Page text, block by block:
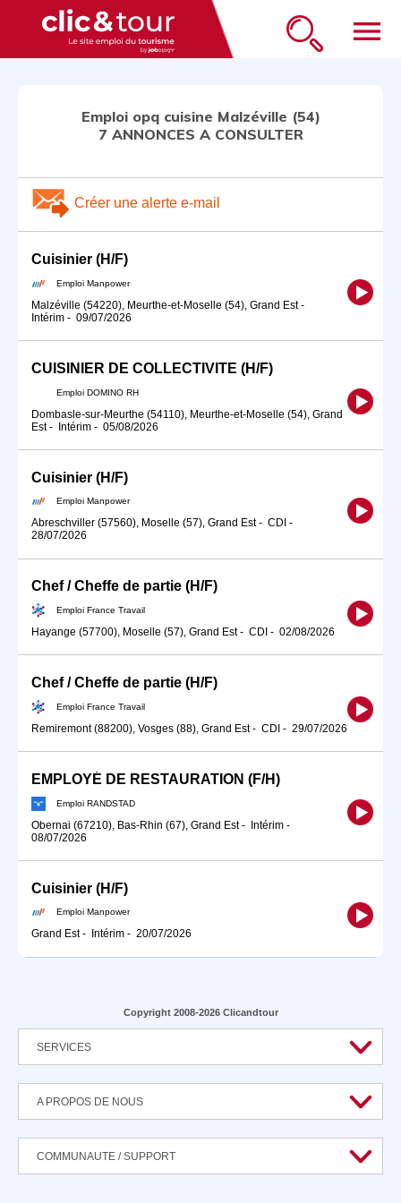
menu
Emploi opq cuisine Malzéville (54)
7 ANNONCES A CONSULTER
Créer une alerte e-mail
Cuisinier (H/F)
Emploi Manpower
Malzéville (54220), Meurthe-et-Moselle (54), Grand Est-
Intérim - 09/07/2026
CUISINIER DE COLLECTIVITE (H/F)
Emploi DOMINO RH
Dombasle-sur-Meurthe (54110), Meurthe-et-Moselle (54), Grand
Est- Intérim - 05/08/2026
Cuisinier (H/F)
Emploi Manpower
Abreschviller (57560), Moselle (57), Grand Est- CDI -
28/07/2026
Chef / Cheffe de partie (H/F)
Emploi France Travail
Hayange (57700), Moselle (57), Grand Est- CDI - 02/08/2026
Chef / Cheffe de partie (H/F)
Emploi France Travail
Remiremont (88200), Vosges (88), Grand Est- CDI - 29/07/2026
EMPLOYÉ DE RESTAURATION (F/H)
Emploi RANDSTAD
Obernai (67210), Bas-Rhin (67), Grand Est- Intérim -
08/07/2026
Cuisinier (H/F)
Emploi Manpower
Grand Est- Intérim - 20/07/2026
Copyright 2008-2026 Clicandtour
SERVICES
A PROPOS DE NOUS
COMMUNAUTE / SUPPORT